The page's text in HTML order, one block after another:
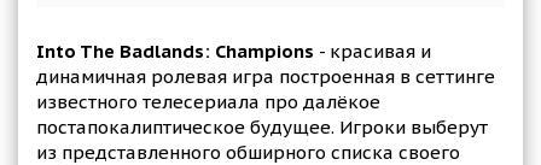
Into The Badlands: Champions - красивая и
динамичная ролевая игра построенная в сеттинге
известного телесериала про далёкое
постапокалиптическое будущее. Игроки выберут
из представленного обширного списка своего